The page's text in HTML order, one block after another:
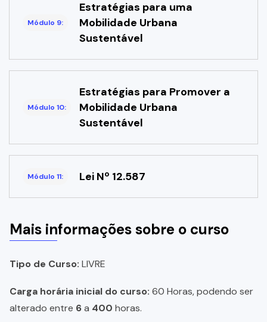
Módulo 9:
Estratégias para uma
Mobilidade Urbana
Sustentável
Módulo 10:
Estratégias para Promover a
Mobilidade Urbana
Sustentável
Módulo 11: Lei Nº 12.587
Mais informações sobre o curso
Tipo de Curso: LIVRE
Carga horária inicial do curso: 60 Horas, podendo ser
alterado entre 6a 400 horas.